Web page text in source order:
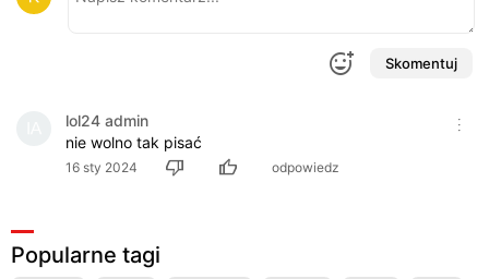
Skomentuj
lol24 admin
nie wolno tak pisać
16 sty 2024 odpowiedz
Popularne tagi